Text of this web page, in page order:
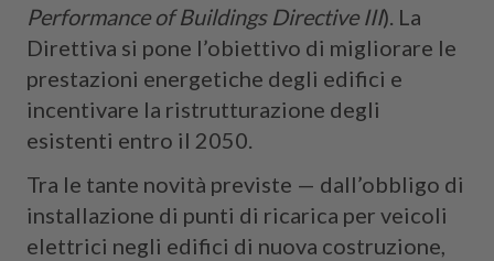
Performance of Buildings Directive III). La
Direttiva si pone l’obiettivo di migliorare le
prestazioni energetiche degli edifici e
incentivare la ristrutturazione degli
esistenti entro il 2050.
Tra le tante novità previste — dall’obbligo di
installazione di punti di ricarica per veicoli
elettrici negli edifici di nuova costruzione,